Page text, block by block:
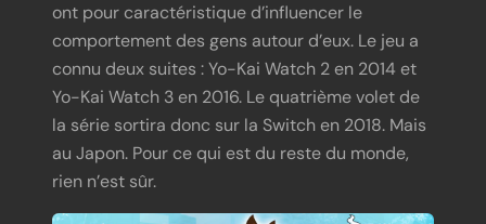
ont pour caractéristique d’influencer le
comportement des gens autour d’eux. Le jeu a
connu deux suites : Yo-Kai Watch 2 en 2014 et
Yo-Kai Watch 3 en 2016. Le quatrième volet de
la série sortira donc sur la Switch en 2018. Mais
au Japon. Pour ce qui est du reste du monde,
rien n’est sûr.